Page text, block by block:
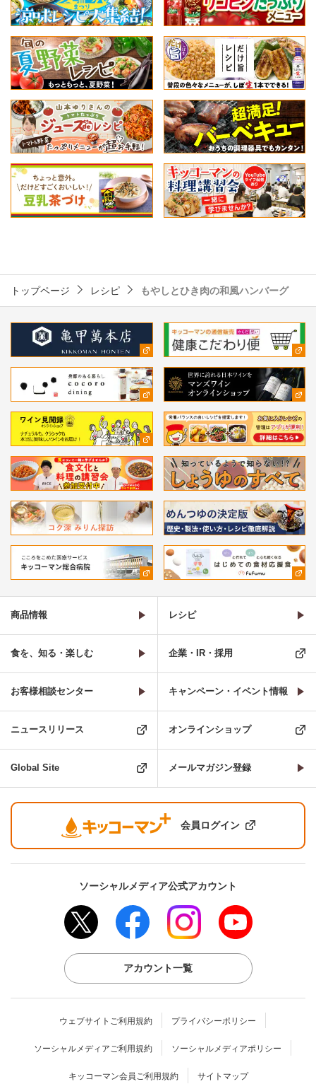
トップページ レシピ もやしとひき肉の和風ハンバーグ
商品情報 レシピ
食を、知る・楽しむ 企業・IR・採用
お客様相談センター キャンペーン・イベント情報
ニュースリリース オンラインショップ
Global Site メールマガジン登録
会員ログイン
ソーシャルメディア公式アカウント
アカウント一覧
ウェブサイトご利用規約 プライバシーポリシー
ソーシャルメディアご利用規約 ソーシャルメディアポリシー
キッコーマン会員ご利用規約 サイトマップ